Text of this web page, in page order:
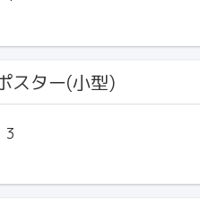
スター(小型)
3